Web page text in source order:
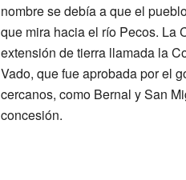
nombre se debía a que el
que mira hacia el río Pecos. La
extensión de tierra llamada la
Vado, que fue aprobada por el
cercanos, como Bernal y San
concesión.